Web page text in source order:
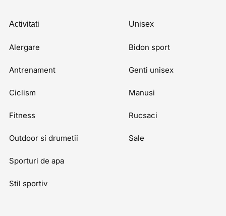
Activitati
Alergare
Antrenament
Ciclism
Fitness
Outdoor si drumetii
Sporturi de apa
Stil sportiv
Unisex
Bidon sport
Genti unisex
Manusi
Rucsaci
Sale